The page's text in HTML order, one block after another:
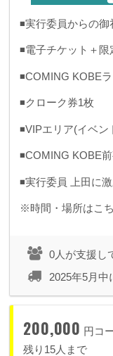
◾️実行委員からの
◾️電子チケット＋
◾️COMING KOBE
◾️クローク券1枚
◾️VIPエリア(イベ
◾️COMING KOBE
◾️実行委員 上田に
※時間・場所はこ
0人が支援し
2025年5月中
200,000 円コ
残り15人まで